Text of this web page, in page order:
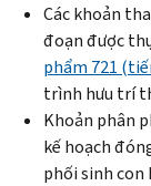
Các khoản
đoạn được
phẩm 721
trình hưu trí
Khoản phân
kế hoạch
phối sinh con